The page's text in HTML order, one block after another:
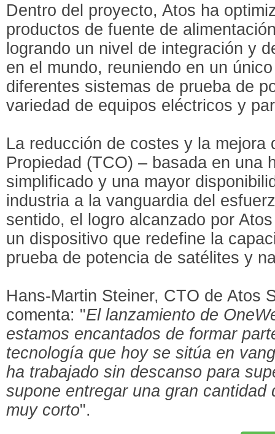
Dentro del proyecto, Atos ha
productos de fuente de
logrando un nivel de integración y
en el mundo, reuniendo en un
diferentes sistemas de prueba de
variedad de equipos eléctricos y
La reducción de costes y la mejora
Propiedad (TCO) – basada en una
simplificado y una mayor
industria a la vanguardia del
sentido, el logro alcanzado por
un dispositivo que redefine la
prueba de potencia de satélites y
Hans-Martin Steiner, CTO de Atos
comenta: "El lanzamiento de
estamos encantados de formar
tecnología que hoy se sitúa en
ha trabajado sin descanso para
supone entregar una gran cantidad
muy corto".